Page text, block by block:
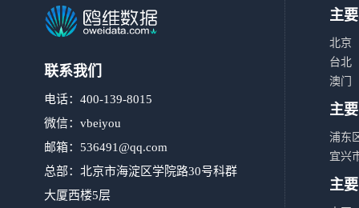
联系我们
电话：400-139-8015
微信：vbeiyou
邮箱： 536491@qq.com
总部：北京市海淀区学院路30号科群
大厦西楼5层
主
北京
台北
澳门
主
浦东
宜兴
主